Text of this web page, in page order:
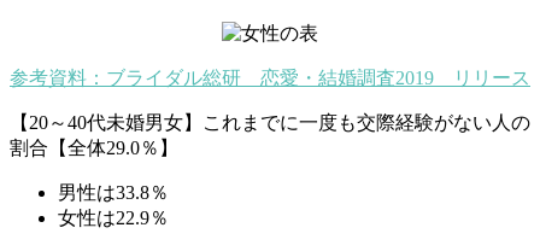
参考資料：ブライダル総研 恋愛・結婚調査2019 リリース
【20～40代未婚男女】これまでに一度も交際経験がない人の
割合【全体29.0％】
男性は33.8％
女性は22.9％